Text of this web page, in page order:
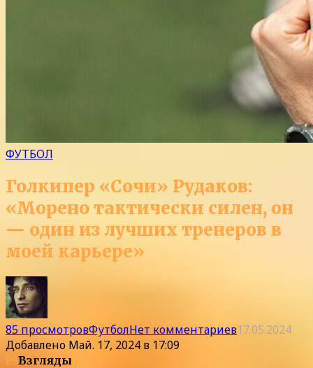
ФУТБОЛ
Голкипер «Сочи» Рудаков:
«Морено тактически силен, он
— один из лучших тренеров в
моей карьере»
85 просмотровФутболНет комментариев17.05.2024
Добавлено Май. 17, 2024 в 17:09
Взгляды